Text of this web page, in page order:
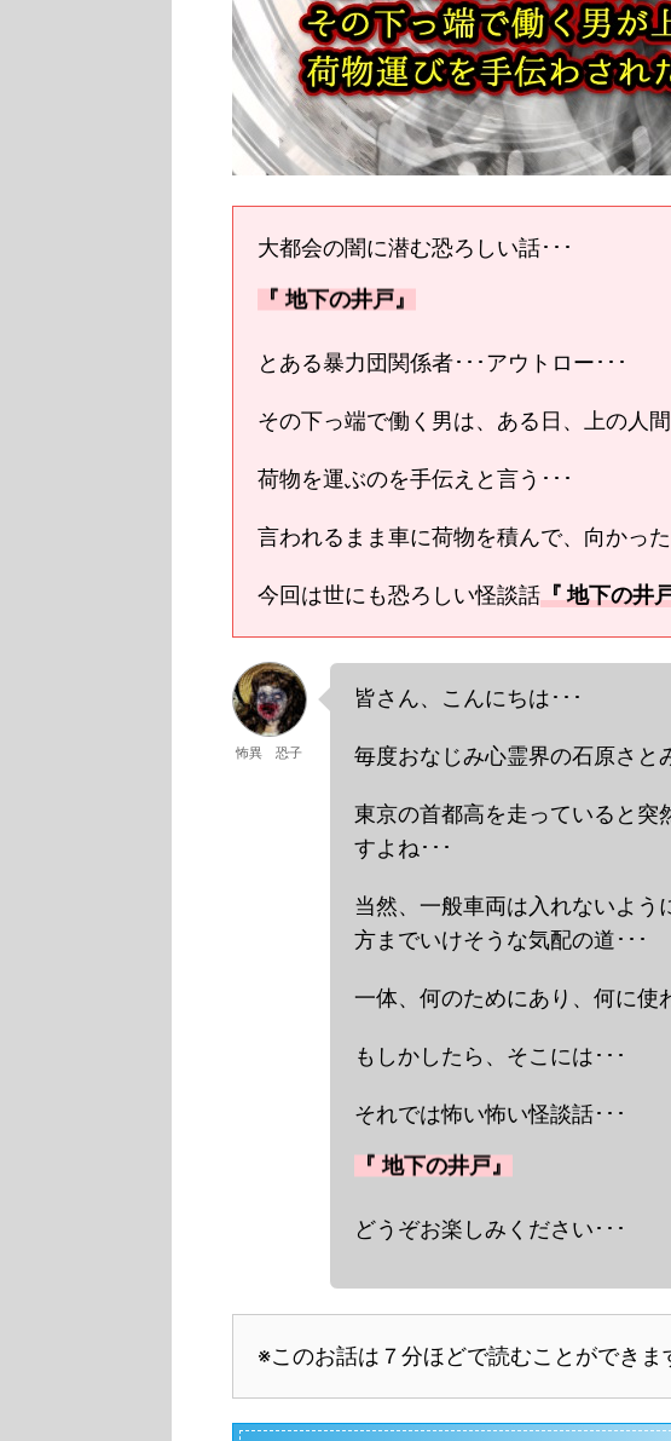
大都会の闇に潜む恐ろしい話･･･
『 地下の井戸』
とある暴力団関係者･･･アウトロー･･･
その下っ端で働く男は、ある日、上の人
荷物を運ぶのを手伝えと言う･･･
言われるまま車に荷物を積んで、向かっ
今回は世にも恐ろしい怪談話『 地下の井
怖異 恐子
皆さん、こんにちは･･･
毎度おなじみ心霊界の石原さと
東京の首都高を走っていると突
すよね･･･
当然、一般車両は入れないよう
方までいけそうな気配の道･･･
一体、何のためにあり、何に使
もしかしたら、そこには･･･
それでは怖い怖い怪談話･･･
『 地下の井戸』
どうぞお楽しみください･･･
※このお話は７分ほどで読むことができま